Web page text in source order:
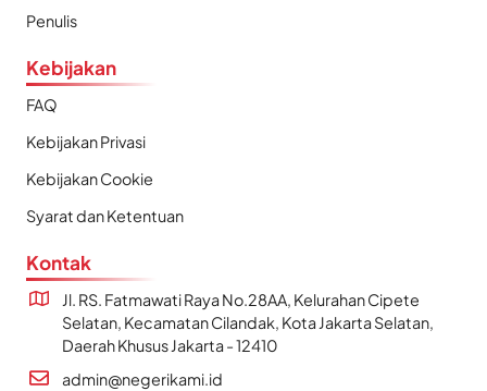
Penulis
Kebijakan
FAQ
Kebijakan Privasi
Kebijakan Cookie
Syarat dan Ketentuan
Kontak
Jl. RS. Fatmawati Raya No.28AA, Kelurahan Cipete
Selatan, Kecamatan Cilandak, Kota Jakarta Selatan,
Daerah Khusus Jakarta - 12410
admin@negerikami.id